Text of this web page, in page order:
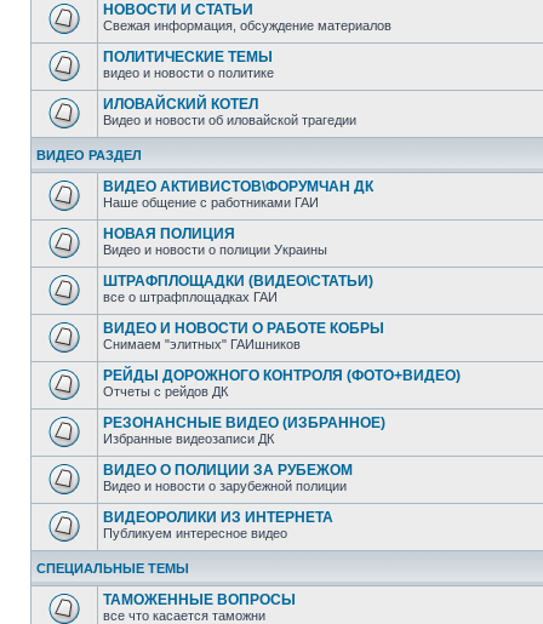
НОВОСТИ И СТАТЬИ
Свежая информация, обсуждение материалов
ПОЛИТИЧЕСКИЕ ТЕМЫ
видео и новости о политике
ИЛОВАЙСКИЙ КОТЕЛ
Видео и новости об иловайской трагедии
ВИДЕО РАЗДЕЛ
ВИДЕО АКТИВИСТОВ\ФОРУМЧАН ДК
Наше общение с работниками ГАИ
НОВАЯ ПОЛИЦИЯ
Видео и новости о полиции Украины
ШТРАФПЛОЩАДКИ (ВИДЕО\СТАТЬИ)
все о штрафплощадках ГАИ
ВИДЕО И НОВОСТИ О РАБОТЕ КОБРЫ
Снимаем "элитных" ГАИшников
РЕЙДЫ ДОРОЖНОГО КОНТРОЛЯ (ФОТО+ВИДЕО)
Отчеты с рейдов ДК
РЕЗОНАНСНЫЕ ВИДЕО (ИЗБРАННОЕ)
Избранные видеозаписи ДК
ВИДЕО О ПОЛИЦИИ ЗА РУБЕЖОМ
Видео и новости о зарубежной полиции
ВИДЕОРОЛИКИ ИЗ ИНТЕРНЕТА
Публикуем интересное видео
СПЕЦИАЛЬНЫЕ ТЕМЫ
ТАМОЖЕННЫЕ ВОПРОСЫ
все что касается таможни